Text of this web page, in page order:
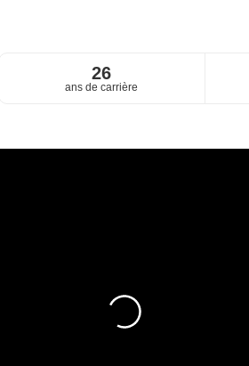
26
ans de carrière